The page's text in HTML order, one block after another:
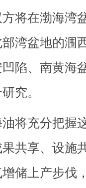
将在渤海湾
湾盆地的涠
陷、南黄海
究。
充分把握
共享、设施
储上产步伐